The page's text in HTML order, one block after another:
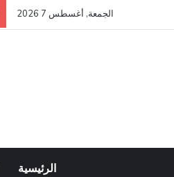
الجمعة, أغسطس 7 2026
الرئيسية